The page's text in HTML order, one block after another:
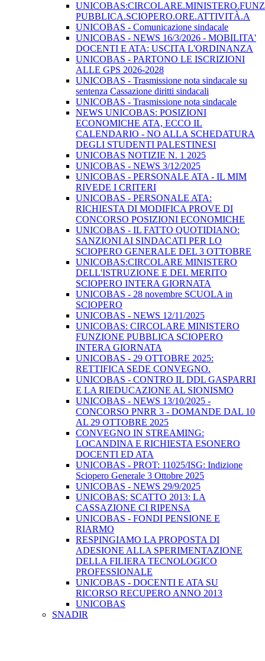
PUBBLICA.SCIOPERO.ORE.ATTIVITÀ.A
UNICOBAS - Comunicazione sindacale
UNICOBAS - NEWS 16/3/2026 - MOBILITA'
DOCENTI E ATA: USCITA L'ORDINANZA
UNICOBAS - PARTONO LE ISCRIZIONI
ALLE GPS 2026-2028
UNICOBAS - Trasmissione nota sindacale su
sentenza Cassazione diritti sindacali
UNICOBAS - Trasmissione nota sindacale
NEWS UNICOBAS: POSIZIONI
ECONOMICHE ATA, ECCO IL
CALENDARIO - NO ALLA SCHEDATURA
DEGLI STUDENTI PALESTINESI
UNICOBAS NOTIZIE N. 1 2025
UNICOBAS - NEWS 3/12/2025
UNICOBAS - PERSONALE ATA - IL MIM
RIVEDE I CRITERI
UNICOBAS - PERSONALE ATA:
RICHIESTA DI MODIFICA PROVE DI
CONCORSO POSIZIONI ECONOMICHE
UNICOBAS - IL FATTO QUOTIDIANO:
SANZIONI AI SINDACATI PER LO
SCIOPERO GENERALE DEL 3 OTTOBRE
UNICOBAS:CIRCOLARE MINISTERO
DELL'ISTRUZIONE E DEL MERITO
SCIOPERO INTERA GIORNATA
UNICOBAS - 28 novembre SCUOLA in
SCIOPERO
UNICOBAS - NEWS 12/11/2025
UNICOBAS: CIRCOLARE MINISTERO
FUNZIONE PUBBLICA SCIOPERO
INTERA GIORNATA
UNICOBAS - 29 OTTOBRE 2025:
RETTIFICA SEDE CONVEGNO.
UNICOBAS - CONTRO IL DDL GASPARRI
E LA RIEDUCAZIONE AL SIONISMO
UNICOBAS - NEWS 13/10/2025 -
CONCORSO PNRR 3 - DOMANDE DAL 10
AL 29 OTTOBRE 2025
CONVEGNO IN STREAMING:
LOCANDINA E RICHIESTA ESONERO
DOCENTI ED ATA
UNICOBAS - PROT: 11025/ISG: Indizione
Sciopero Generale 3 Ottobre 2025
UNICOBAS - NEWS 29/9/2025
UNICOBAS: SCATTO 2013: LA
CASSAZIONE CI RIPENSA
UNICOBAS - FONDI PENSIONE E
RIARMO
RESPINGIAMO LA PROPOSTA DI
ADESIONE ALLA SPERIMENTAZIONE
DELLA FILIERA TECNOLOGICO
PROFESSIONALE
UNICOBAS - DOCENTI E ATA SU
RICORSO RECUPERO ANNO 2013
UNICOBAS
SNADIR